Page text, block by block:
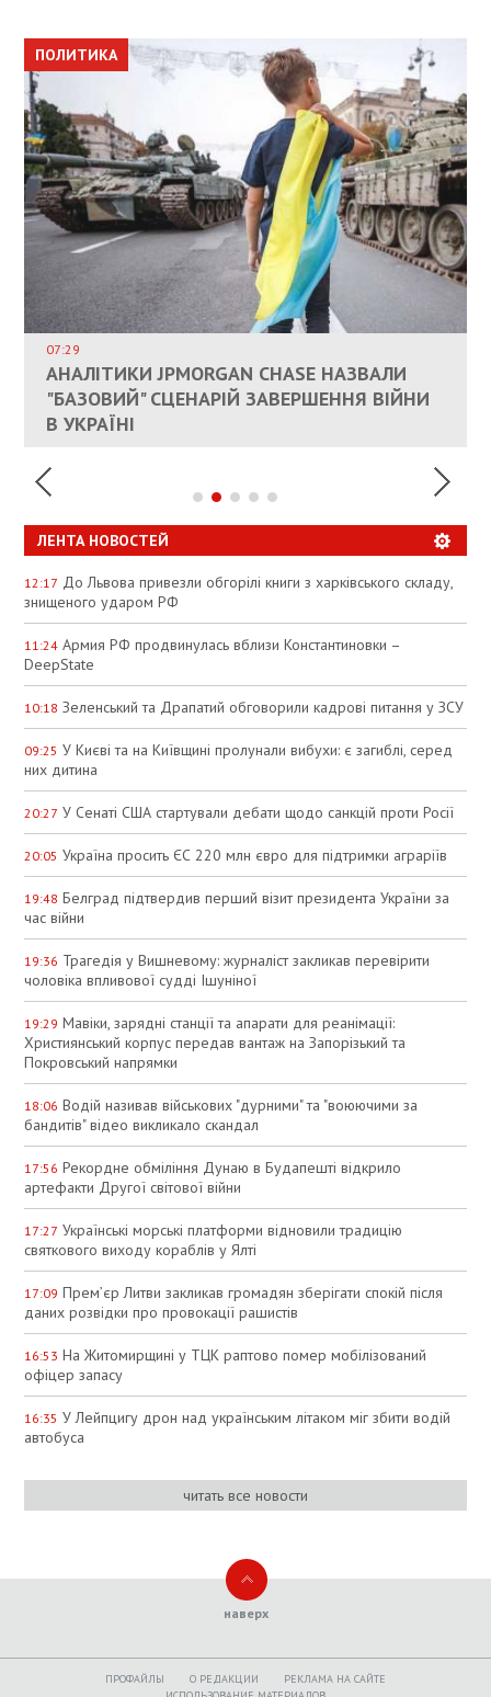
ПОЛИТИКА
КАНДИДАТ В ПРЕМЬЕРЫ ПОЛЬШИ ПРИЗВАЛ
ЕС ПРЕКРАТИТЬ ВОЕННУЮ ПОМОЩЬ
УКРАИНЕ
ПОЛИТИКА
07:29
АНАЛІТИКИ JPMORGAN CHASE НАЗВАЛИ
"БАЗОВИЙ" СЦЕНАРІЙ ЗАВЕРШЕННЯ ВІЙНИ
В УКРАЇНІ
ОБЩЕСТВО
ВЛАСНИКАМ ЗРУЙНОВАНОГО ЖИТЛА
ДОЗВОЛИЛИ НЕ ПЛАТИТИ ЗА КОМУНАЛКУ
ПОЛИТИКА
ИНТЕГРАЦИЯ УКРАИНЫ В НАТО ВРЯД ЛИ
СОСТОИТСЯ В БЛИЖАЙШЕЕ ВРЕМЯ, –
РЮТТЕ
ЭКОНОМИКА
ПАЛИВНИЙ РИНОК РОЗІГРІЛИ ШТУЧНО:
АНАЛІТИКИ ЗВИНУВАТИЛИ АЗС У
СПЕКУЛЯЦІЇ
ЛЕНТА НОВОСТЕЙ
12:17 До Львова привезли обгорілі книги з харківського складу,
знищеного ударом РФ
11:24 Армия РФ продвинулась вблизи Константиновки –
DeepState
10:18 Зеленський та Драпатий обговорили кадрові питання у ЗСУ
09:25 У Києві та на Київщині пролунали вибухи: є загиблі, серед
них дитина
20:27 У Сенаті США стартували дебати щодо санкцій проти Росії
20:05 Україна просить ЄС 220 млн євро для підтримки аграріїв
19:48 Белград підтвердив перший візит президента України за
час війни
19:36 Трагедія у Вишневому: журналіст закликав перевірити
чоловіка впливової судді Ішуніної
19:29 Мавіки, зарядні станції та апарати для реанімації:
Християнський корпус передав вантаж на Запорізький та
Покровський напрямки
18:06 Водій називав військових "дурними" та "воюючими за
бандитів" відео викликало скандал
17:56 Рекордне обміління Дунаю в Будапешті відкрило
артефакти Другої світової війни
17:27 Українські морські платформи відновили традицію
святкового виходу кораблів у Ялті
17:09 Прем’єр Литви закликав громадян зберігати спокій після
даних розвідки про провокації рашистів
16:53 На Житомирщині у ТЦК раптово помер мобілізований
офіцер запасу
16:35 У Лейпцигу дрон над українським літаком міг збити водій
автобуса
читать все новости
наверх
ПРОФАЙЛЫ O РЕДАКЦИИ
РЕКЛАМА НА САЙТЕ